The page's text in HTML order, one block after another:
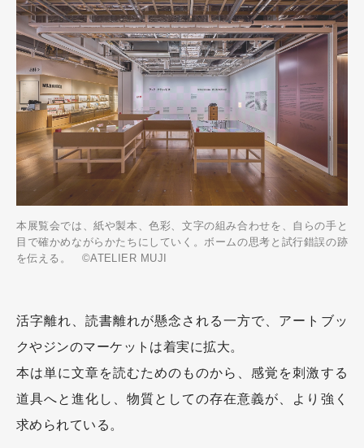
本展覧会では、紙や製本、色彩、文字の組み合わせを、自らの手と
目で確かめながらかたちにしていく。ボームの思考と試行錯誤の跡
を伝える。 ©ATELIER MUJI
活字離れ、読書離れが懸念される一方で、アートブッ
クやジンのマーケットは着実に拡大。
本は単に文章を読むためのものから、感覚を刺激する
道具へと進化し、物質としての存在意義が、より強く
求められている。